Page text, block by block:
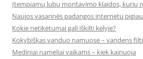
Įtempiamų lubų montavimo klaidos, kurių
Naujos vasarinės padangos internetu pigiau
Kokie netikėtumai gali iškilti kelyje?
Kokybiškas vanduo namuose – vandens
Mediniai nameliai vaikams – kiek kainuoja